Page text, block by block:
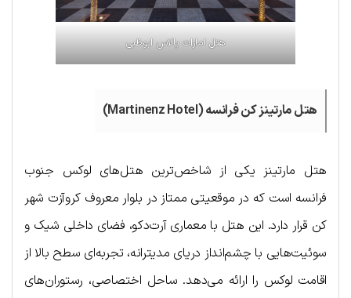
هتل امارات پالاس ابوظبی
هتل مارتینز کن فرانسه (Martinenz Hotel)
هتل مارتینز یکی از شاخص‌ترین هتل‌های لوکس جنوب
فرانسه است که در موقعیتی ممتاز در بلوار معروف کروآزت شهر
کن قرار دارد. این هتل با معماری آرت‌دکو، فضای داخلی شیک و
سوئیت‌هایی با چشم‌انداز دریای مدیترانه، تجربه‌ای سطح بالا از
اقامت لوکس را ارائه می‌دهد. ساحل اختصاصی، رستوران‌های